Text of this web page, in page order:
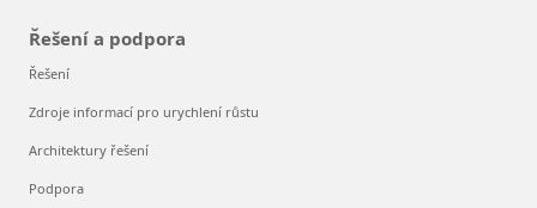
Řešení a podpora
Řešení
Zdroje informací pro urychlení růstu
Architektury řešení
Podpora